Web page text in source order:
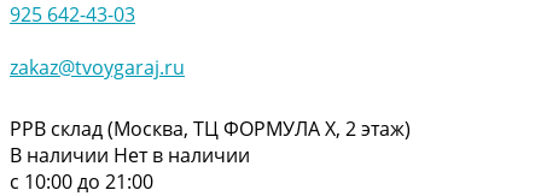
925 642-43-03
zakaz@tvoygaraj.ru
РРВ склад (Москва, ТЦ ФОРМУЛА Х, 2 этаж)
В наличии Нет в наличии
с 10:00 до 21:00